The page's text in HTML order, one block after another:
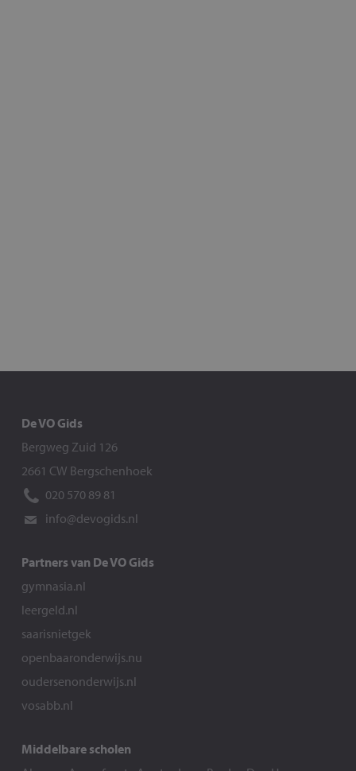
De VO Gids
Bergweg Zuid 126
2661 CW Bergschenhoek
020 570 89 81
info@devogids.nl
Partners van De VO Gids
gymnasia.nl
leergeld.nl
saarisnietgek
openbaaronderwijs.nu
oudersenonderwijs.nl
vosabb.nl
Middelbare scholen